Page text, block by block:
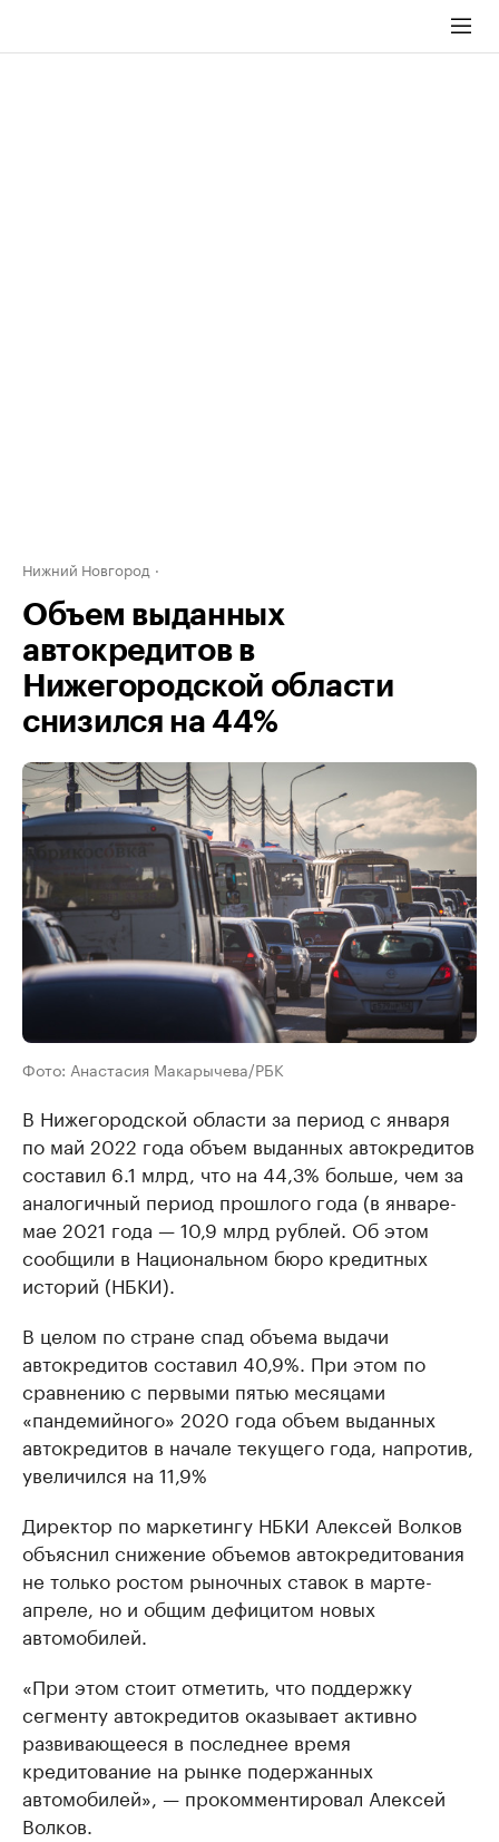
Нижний Новгород
Объем выданных
автокредитов в
Нижегородской области
снизился на 44%
Фото: Анастасия Макарычева/РБК
В Нижегородской области за период с января
по май 2022 года объем выданных автокредитов
составил 6.1 млрд, что на 44,3% больше, чем за
аналогичный период прошлого года (в январе-
мае 2021 года — 10,9 млрд рублей. Об этом
сообщили в Национальном бюро кредитных
историй (НБКИ).
В целом по стране спад объема выдачи
автокредитов составил 40,9%. При этом по
сравнению с первыми пятью месяцами
«пандемийного» 2020 года объем выданных
автокредитов в начале текущего года, напротив,
увеличился на 11,9%
Директор по маркетингу НБКИ Алексей Волков
объяснил снижение объемов автокредитования
не только ростом рыночных ставок в марте-
апреле, но и общим дефицитом новых
автомобилей.
«При этом стоит отметить, что поддержку
сегменту автокредитов оказывает активно
развивающееся в последнее время
кредитование на рынке подержанных
автомобилей», — прокомментировал Алексей
Волков.